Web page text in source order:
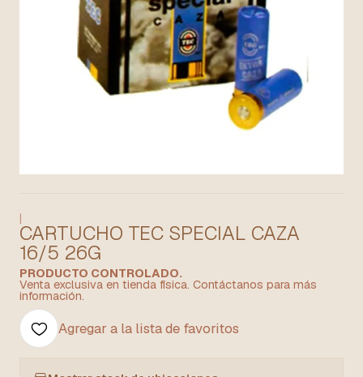
|
CARTUCHO TEC SPECIAL CAZA
16/5 26G
PRODUCTO CONTROLADO.
Venta exclusiva en tienda física. Contáctanos para más
información.
Agregar a la lista de favoritos